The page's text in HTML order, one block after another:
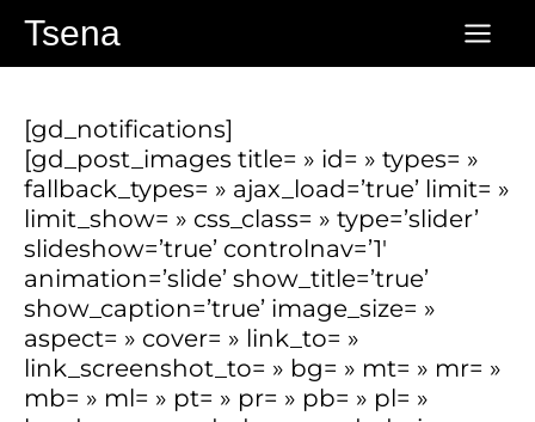
contenu
Tsena
[gd_notifications]
[gd_post_images title= » id= » types= »
fallback_types= » ajax_load=’true’ limit= »
limit_show= » css_class= » type=’slider’
slideshow=’true’ controlnav=’1′
animation=’slide’ show_title=’true’
show_caption=’true’ image_size= »
aspect= » cover= » link_to= »
link_screenshot_to= » bg= » mt= » mr= »
mb= » ml= » pt= » pr= » pb= » pl= »